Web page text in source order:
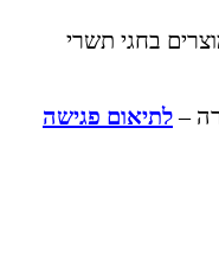
מוצרים בחגי תשרי
–לתיאום פגישה